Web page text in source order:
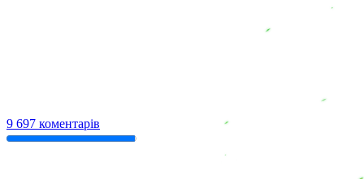
9 697 коментарів